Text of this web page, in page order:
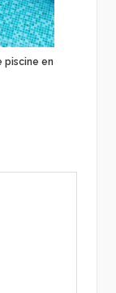
piscine en